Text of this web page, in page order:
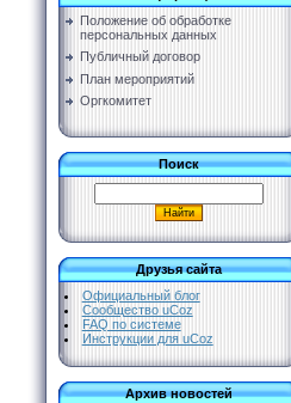
Положение об обработке
персональных данных
Публичный договор
План мероприятий
Оргкомитет
Поиск
Друзья сайта
Официальный блог
Сообщество uCoz
FAQ по системе
Инструкции для uCoz
Архив новостей